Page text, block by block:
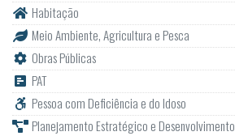
Habitação
Meio Ambiente, Agricultura e Pesca
Obras Públicas
PAT
Pessoa com Deficiência e do Idoso
Planejamento Estratégico e Desenvolvimento